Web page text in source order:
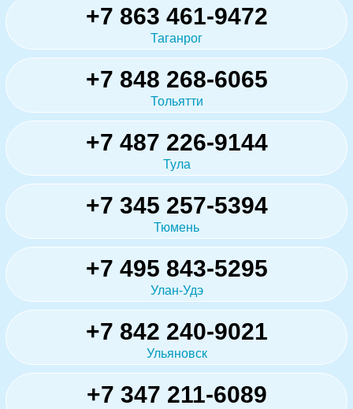
+7 863 461-9472
Таганрог
+7 848 268-6065
Тольятти
+7 487 226-9144
Тула
+7 345 257-5394
Тюмень
+7 495 843-5295
Улан-Удэ
+7 842 240-9021
Ульяновск
+7 347 211-6089